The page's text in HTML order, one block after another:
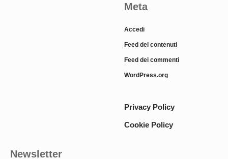
Meta
Accedi
Feed dei contenuti
Feed dei commenti
WordPress.org
Privacy Policy
Cookie Policy
Newsletter